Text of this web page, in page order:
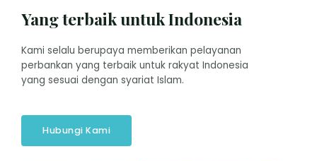
Yang terbaik untuk Indonesia
Kami selalu berupaya memberikan pelayanan
perbankan yang terbaik untuk rakyat Indonesia
yang sesuai dengan syariat Islam.
Hubungi Kami